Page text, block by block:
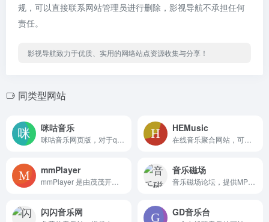
规，可以直接联系网站管理员进行删除，影视导航不承担任何
责任。
影视导航致力于优质、实用的网络站点资源收集与分享！
同类型网站
咪咕音乐 HEMusic
mmPlayer 音乐磁场
闪闪音乐网 GD音乐台